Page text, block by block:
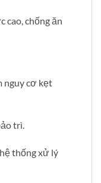
cao, chống ăn
nguy cơ kẹt
trì.
thống xử lý